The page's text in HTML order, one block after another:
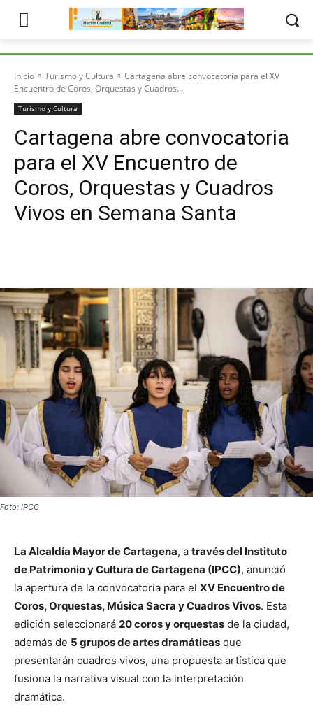
Inicio Turismo y Cultura
Cartagena abre convocatoria para el XV
Encuentro de Coros, Orquestas y Cuadros...
Turismo y Cultura
Cartagena abre convocatoria
para el XV Encuentro de
Coros, Orquestas y Cuadros
Vivos en Semana Santa
Foto: IPCC
La Alcaldía Mayor de Cartagena, a través del Instituto
de Patrimonio y Cultura de Cartagena (IPCC), anunció
la apertura de la convocatoria para el XV Encuentro de
Coros, Orquestas, Música Sacra y Cuadros Vivos. Esta
edición seleccionará 20 coros y orquestas de la ciudad,
además de 5 grupos de artes dramáticas que
presentarán cuadros vivos, una propuesta artística que
fusiona la narrativa visual con la interpretación
dramática.